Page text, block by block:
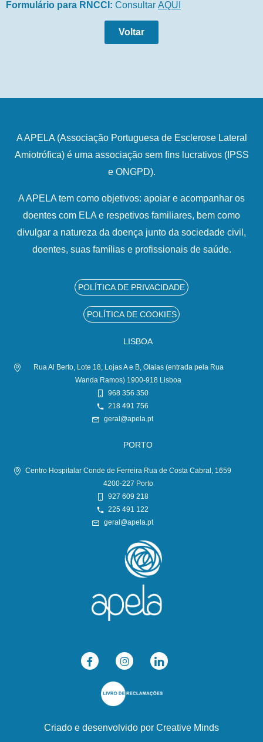
Formulário para RNCCI: Consultar AQUI
Voltar
A APELA (Associação Portuguesa de Esclerose Lateral
Amiotrófica) é uma associação sem fins lucrativos (IPSS
e ONGPD).
A APELA tem como objetivos: apoiar e acompanhar os
doentes com ELA e respetivos familiares, bem como
divulgar a natureza da doença junto da sociedade civil,
doentes, suas famílias e profissionais de saúde.
POLÍTICA DE PRIVACIDADE
POLÍTICA DE COOKIES
LISBOA
Rua Al Berto, Lote 18, Lojas A e B, Olaias (entrada pela Rua
Wanda Ramos) 1900-918 Lisboa
968 356 350
218 491 756
geral@apela.pt
PORTO
Centro Hospitalar Conde de Ferreira Rua de Costa Cabral, 1659
4200-227 Porto
927 609 218
225 491 122
geral@apela.pt
Criado e desenvolvido por Creative Minds